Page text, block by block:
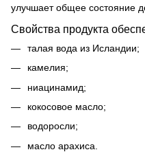
улучшает общее состояние
Свойства продукта
талая вода из Исландии;
камелия;
ниацинамид;
кокосовое масло;
водоросли;
масло арахиса.